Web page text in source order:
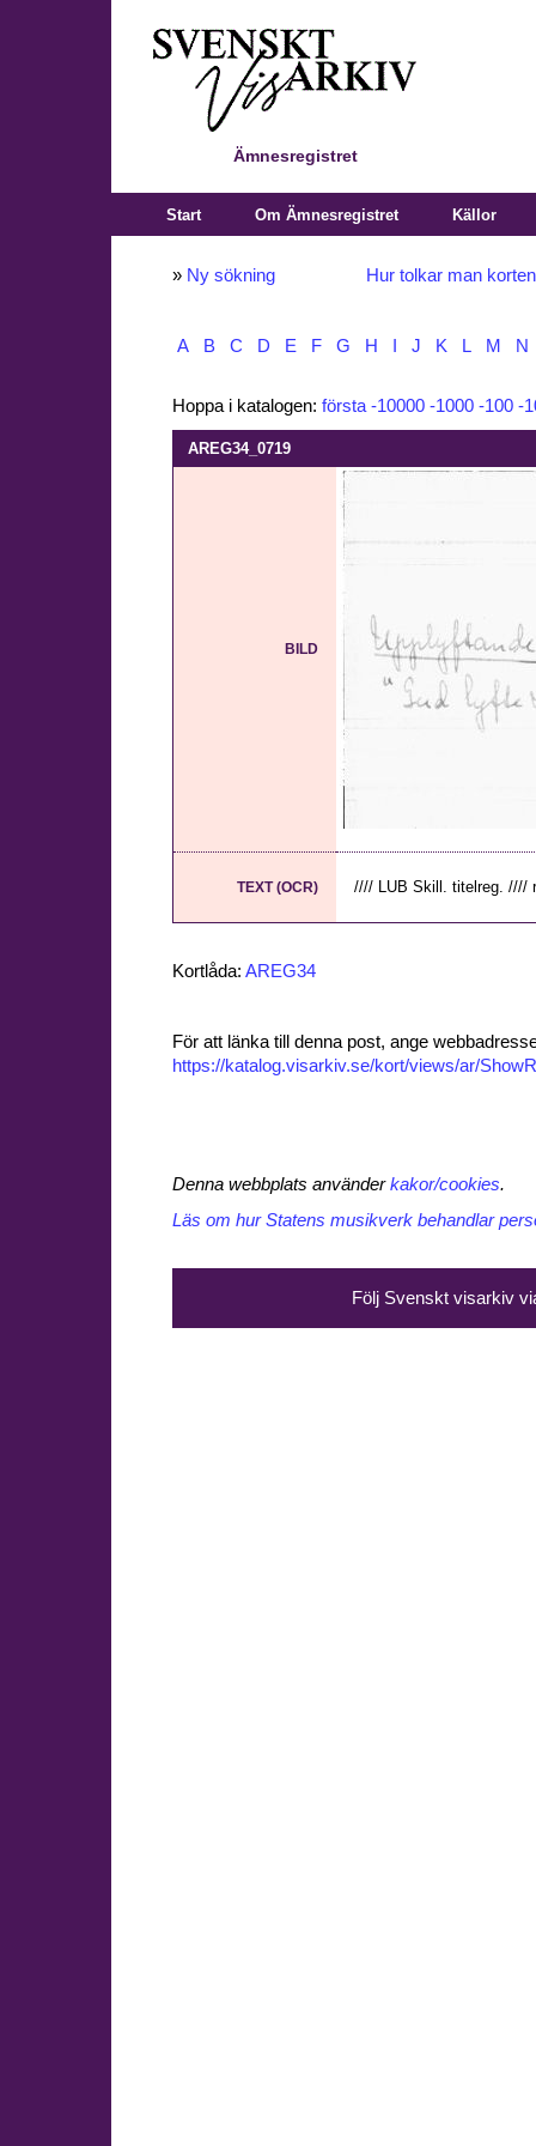
Ämnesregistret
Start Om Ämnesregistret Källor
» Ny sökning Hur tolkar man
A B C D E F G H J K L M N
Hoppa i katalogen: första -10000 -1000 -100 -
AREG34_0719
BILD
TEXT (OCR) //// LUB Skill. titelreg. ////
Kortlåda: AREG34
För att länka till denna post, ange
https://katalog.visarkiv.se/kort/views/ar/
Denna webbplats använderkakor/cookies.
Läs om hur Statens musikverk behandlar
Följ Svenskt visarkiv